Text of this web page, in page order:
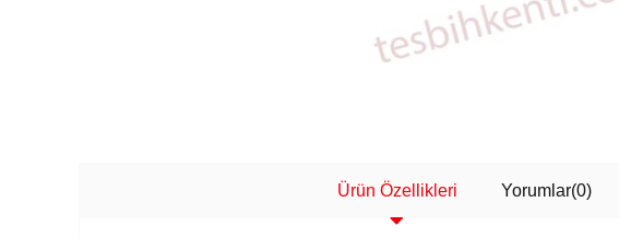
Ürün Özellikleri Yorumlar(0)